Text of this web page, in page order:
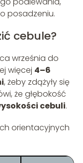
posadzeniu.
cebule?
września do
więcej 4–6
, żeby zdążyły się
że głębokość
cebuli.
orientacyjnych